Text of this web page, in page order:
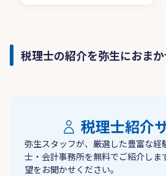
税理士の紹介を弥生におま
税理士紹介
弥生スタッフが、厳選した豊富な経
士・会計事務所を無料でご紹介しま
望をお聞かせください。